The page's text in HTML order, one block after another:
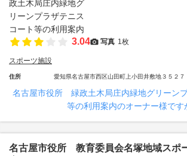
3.04 写真 1枚
スポーツ施設
住所 愛知県名古屋市西区山田町上小田井敷地３５２７
名古屋市役所 緑政土木局庄内緑地グリーン
等の利用案内のオーナー様です
名古屋市役所 教育委員会名塚地域スポ